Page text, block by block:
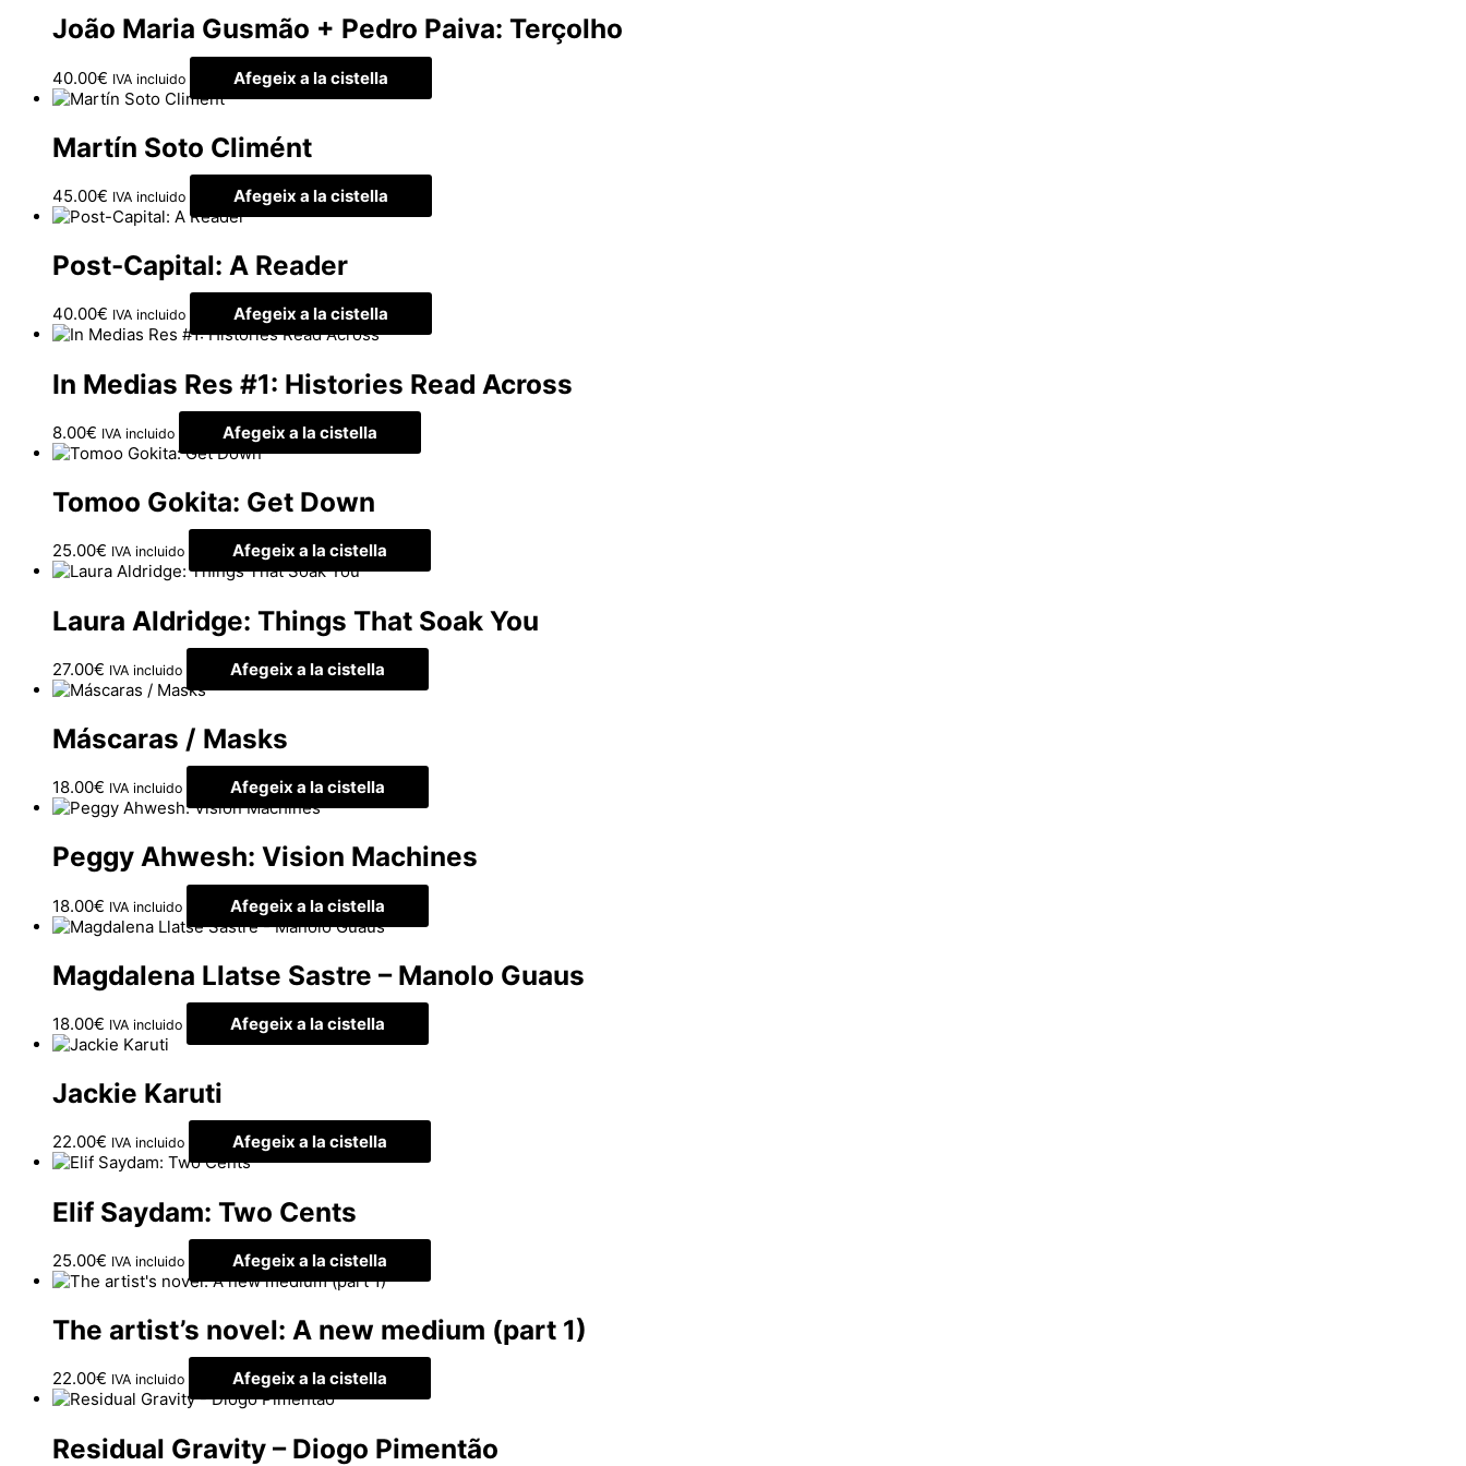
João Maria Gusmão + Pedro Paiva: Terçolho
40.00€ IVA incluido Afegeix a la cistella
Martín Soto Climént
45.00€ IVA incluido Afegeix a la cistella
Post-Capital: A Reader
40.00€ IVA incluido Afegeix a la cistella
In Medias Res #1: Histories Read Across
8.00€ IVA incluido Afegeix a la cistella
Tomoo Gokita: Get Down
25.00€ IVA incluido Afegeix a la cistella
Laura Aldridge: Things That Soak You
27.00€ IVA incluido Afegeix a la cistella
Máscaras / Masks
18.00€ IVA incluido Afegeix a la cistella
Peggy Ahwesh: Vision Machines
18.00€ IVA incluido Afegeix a la cistella
Magdalena Llatse Sastre – Manolo Guaus
18.00€ IVA incluido Afegeix a la cistella
Jackie Karuti
22.00€ IVA incluido Afegeix a la cistella
Elif Saydam: Two Cents
25.00€ IVA incluido Afegeix a la cistella
The artist’s novel: A new medium (part 1)
22.00€ IVA incluido Afegeix a la cistella
Residual Gravity – Diogo Pimentão